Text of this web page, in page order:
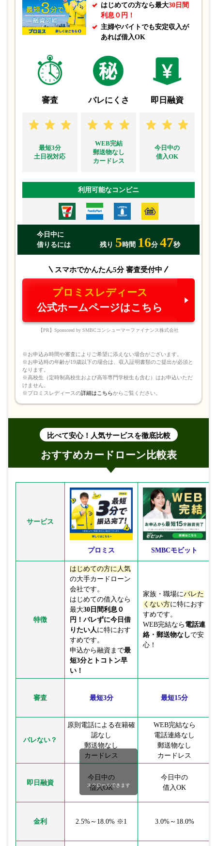
はじめての方なら最大30日間
利息０円！
主婦やバイトでも安定収入が
あれば借入OK
審査
最短3分
土日祝対応
バレにくさ
WEB完結
郵送物なし
カードレス
即日融資
今日中の
借入OK
利用可能なコンビニ
今日中に
借りるには
残り 5時間 16分 47秒
スマホでかんたん5分 審査受付中
プロミスレディース
公式ホームページはこちら
【PR】Sponsored by SMBCコンシューマーファイナンス株式会社
※お申込み時間や審査によりご希望に添えない場合がございます。
※お申込時の年齢が19歳以下の場合は、収入証明書類のご提出が必須と
なります。
※高校生（定時制高校生および高等専門学校生も含む）はお申込いただ
けません。
※プロミスレディースの詳細はこちらからご覧ください。
比べて安心！人気サービスを徹底比較
おすすめカードローン比較表
サービス
プロミス SMBCモビット
特徴
はじめての方に人気
の大手カードローン
会社です。
はじめての借入なら
最大30日間利息０
円！ バレずに今日借
りたい人に特におす
すめです。
申込から融資まで最
短3分とトコトン早
い！
家族・職場にバレた
くない方に特におす
すめです。
WEB完結なら 電話連
絡・郵送物なしで安
心！
審査 最短3分 最短15分
バレない？
原則電話による在籍確
認なし
郵送物なし
カードレス
WEB完結なら
電話連絡なし
郵送物なし
カードレス
即日融資
今日中の
借入OK
今日中の
借入OK
金利 2.5%～18.0% ※1 3.0%～18.0%
スクロールできます